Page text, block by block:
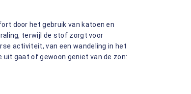
door het gebruik van katoen en
terwijl de stof zorgt voor
activiteit, van een wandeling in het
gaat of gewoon geniet van de zon: